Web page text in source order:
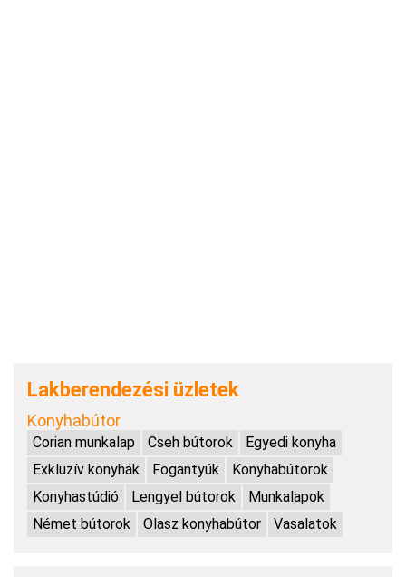
Lakberendezési üzletek
Konyhabútor
Corian munkalap Cseh bútorok
Egyedi konyha
Exkluzív konyhák
Fogantyúk
Konyhabútorok
Konyhastúdió
Lengyel bútorok
Munkalapok
Német bútorok
Olasz konyhabútor Vasalatok